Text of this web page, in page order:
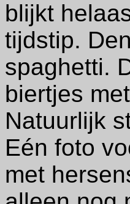
blijkt
tijdstip.
spaghetti.
biertjes
Natuurlijk
Eén foto
met